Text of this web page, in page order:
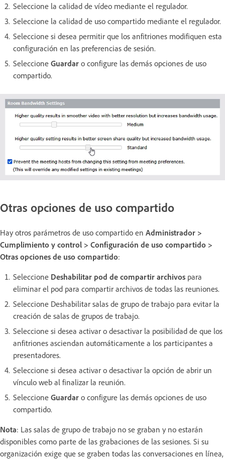
Seleccione la calidad de vídeo mediante el regulador.
Seleccione la calidad de uso compartido mediante el regulador.
Seleccione si desea permitir que los anfitriones modifiquen esta
configuración en las preferencias de sesión.
Seleccione Guardar o configure las demás opciones de uso
compartido.
Otras opciones de uso compartido
Hay otros parámetros de uso compartido en Administrador >
Cumplimiento y control > Configuración de uso compartido >
Otras opciones de uso compartido:
Seleccione Deshabilitar pod de compartir archivos para
eliminar el pod para compartir archivos de todas las reuniones.
Seleccione Deshabilitar salas de grupo de trabajo para evitar la
creación de salas de grupos de trabajo.
Seleccione si desea activar o desactivar la posibilidad de que los
anfitriones asciendan automáticamente a los participantes a
presentadores.
Seleccione si desea activar o desactivar la opción de abrir un
vínculo web al finalizar la reunión.
Seleccione Guardar o configure las demás opciones de uso
compartido.
Nota: Las salas de grupo de trabajo no se graban y no estarán
disponibles como parte de las grabaciones de las sesiones. Si su
organización exige que se graben todas las conversaciones en línea,